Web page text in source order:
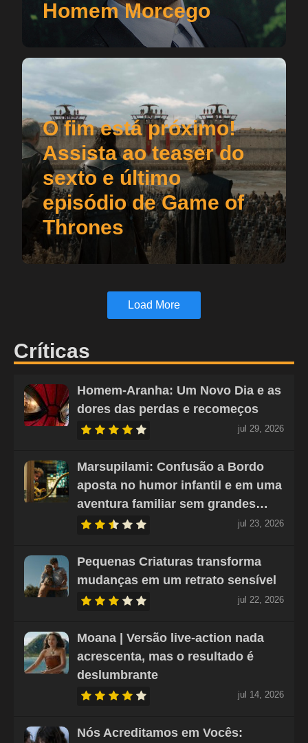
Homem Morcego
O fim está próximo!
Assista ao teaser do
sexto e último
episódio de Game of
Thrones
Load More
Críticas
Homem-Aranha: Um Novo Dia e as
dores das perdas e recomeços
jul 29, 2026
Marsupilami: Confusão a Bordo
aposta no humor infantil e em uma
aventura familiar sem grandes…
jul 23, 2026
Pequenas Criaturas transforma
mudanças em um retrato sensível
jul 22, 2026
Moana | Versão live-action nada
acrescenta, mas o resultado é
deslumbrante
jul 14, 2026
Nós Acreditamos em Vocês: